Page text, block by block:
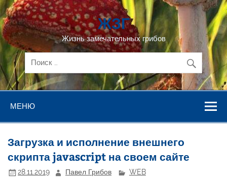
Перейти
к
содержимому
ЖЗГ
Жизнь замечательных грибов
МЕНЮ
Загрузка и исполнение внешнего
скрипта javascript на своем сайте
28.11.2019 Павел Грибов WEB